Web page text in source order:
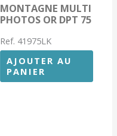
MONTAGNE MULTI
PHOTOS OR DPT 75
Ref. 41975LK
AJOUTER AU
PANIER